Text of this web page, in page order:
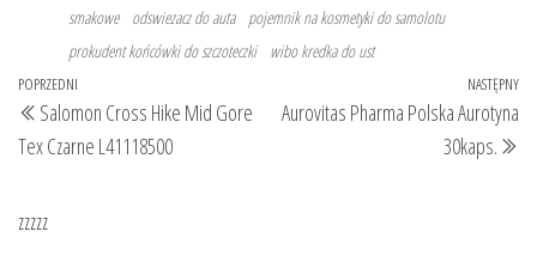
smakowe
odswiezacz do auta
pojemnik na kosmetyki do samolotu
prokudent końcówki do szczoteczki
wibo kredka do ust
Nawigacja
wpisu
Poprzedni
wpis
POPRZEDNI
Salomon Cross Hike Mid Gore
Tex Czarne L41118500
NASTĘPNY
Aurovitas Pharma Polska Aurotyna
30kaps.
zzzzz